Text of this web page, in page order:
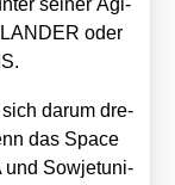
sei­ner Ägi­
oder
sich dar­um dre­
das Space
und Sowjet­uni­